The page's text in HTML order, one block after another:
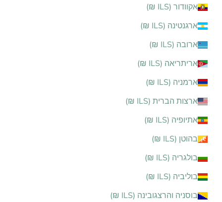
אקוודור (ILS ₪)
ארגנטינה (ILS ₪)
ארובה (ILS ₪)
אריתריאה (ILS ₪)
ארמניה (ILS ₪)
ארצות הברית (ILS ₪)
אתיופיה (ILS ₪)
בהוטן (ILS ₪)
בולגריה (ILS ₪)
בוליביה (ILS ₪)
בוסניה והרצגובינה (ILS ₪)